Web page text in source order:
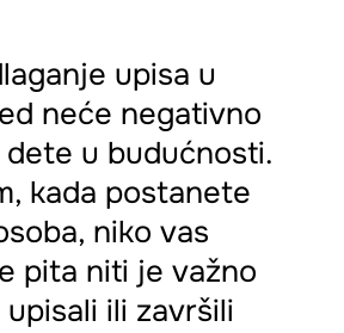
upisa u
neće negativno
u budućnosti.
kada postanete
niko vas
pita niti je važno
ili završili